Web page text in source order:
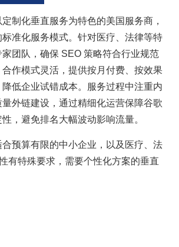
制化垂直服务为特色的美国服务商，
准化服务模式。针对医疗、法律等特
团队，确保 SEO 策略符合行业规范
作模式灵活，提供按月付费、按效果
低企业试错成本。服务过程中注重内
外链建设，通过精细化运营保障谷歌
，避免排名大幅波动影响流量。
预算有限的中小企业，以及医疗、法
有特殊要求，需要个性化方案的垂直